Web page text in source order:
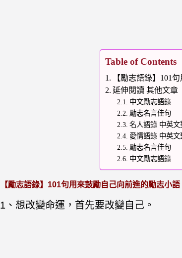
Table of Contents
【勵志語錄】101
延伸閱讀 其他文章
中文勵志語錄
勵志名言佳句
名人語錄 中英文
愛情語錄 中英文
勵志名言佳句
中文勵志語錄
【勵志語錄】101句用來鼓勵自己向前進的勵志小語
1、想改變命運，首先要改變自己。